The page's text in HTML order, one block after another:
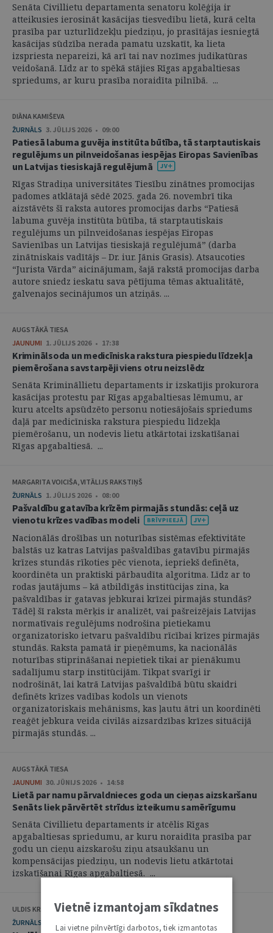
Senāta Civillietu departamenta senatoru kolēģija ir
atteikusies ierosināt kasācijas tiesvedību lietā, kurā celta
prasība par uzturlīdzekļu piedziņu, jo prasītājas iesniegtā
kasācijas sūdzība nerada pamatu uzskatīt, ka lieta
izspriesta nepareizi, kā arī tai nav nozīmes judikatūras
veidošanā. Līdz ar to spēkā stājies Rīgas apgabaltiesas
spriedums, ar kuru prasība noraidīta pilnībā. ...
DIĀNA KAMIŠEVA
ŽURNĀLS 3. JŪLIJS 2026 • 09:00
Patiesā labuma guvēja institūta būtība, tā starptautiskais
regulējums un pilnveidošanas iespējas Eiropas Savienības
un Latvijas tiesiskajā regulējumā
Rīgas Stradiņa universitātes Tiesību zinātnes promocijas
padomes atklātajā sēdē 2025. gada 26. novembrī tika
aizstāvēts šī raksta autores promocijas darbs “Patiesā
labuma guvēja institūta būtība, tā starptautiskais
regulējums un pilnveidošanas iespējas Eiropas
Savienības un Latvijas tiesiskajā regulējumā” (darba
zinātniskais vadītājs – Dr. iur. Jānis Grasis). Atsaucoties
“Jurista Vārda” aicinājumam, šajā rakstā promocijas darba
autore sniedz ieskatu sava pētījuma tēmas aktualitātē,
galvenajos secinājumos un atziņās. ...
AUGSTĀKĀ TIESA
JAUNUMI 1. JŪLIJS 2026 • 17:38
Kriminālsoda un medicīniska rakstura piespiedu līdzekļa
piemērošana savstarpēji viens otru neizslēdz
Senāta Krimināllietu departaments ir izskatījis prokurora
kasācijas protestu par Rīgas apgabaltiesas lēmumu, ar
kuru atcelts apsūdzēto personu notiesājošais spriedums
daļā par medicīniska rakstura piespiedu līdzekļa
piemērošanu, un nodevis lietu atkārtotai izskatīšanai
Rīgas apgabaltiesā. ...
MARGARITA VOICIŠA, VITĀLIJS RAKSTIŅŠ
ŽURNĀLS 1. JŪLIJS 2026 • 08:00
Pašvaldību gatavība krīzēm pirmajās stundās: ceļā uz
vienotu krīzes vadības modeli
Nacionālās drošības un noturības sistēmas efektivitāte
balstās uz katras Latvijas pašvaldības gatavību pirmajās
krīzes stundās rīkoties pēc vienota, iepriekš definēta,
koordinēta un praktiski pārbaudīta algoritma. Līdz ar to
rodas jautājums – kā atbildīgās institūcijas zina, ka
pašvaldības ir gatavas jebkurai krīzei pirmajās stundās?
Tādēļ šī raksta mērķis ir analizēt, vai pašreizējais Latvijas
normatīvais regulējums nodrošina pietiekamu
organizatorisko ietvaru pašvaldību rīcībai krīzes pirmajās
stundās. Raksta pamatā ir pieņēmums, ka nacionālās
noturības stiprināšanai nepietiek tikai ar pienākumu
sadalījumu starp institūcijām. Tikpat svarīgi ir
nodrošināt, lai katrā Latvijas pašvaldībā būtu skaidri
definēts krīzes vadības kodols un vienots
organizatoriskais mehānisms, kas ļautu ātri un koordinēti
reaģēt jebkura veida civilās aizsardzības krīzes situācijā
pirmajās stundās. ...
AUGSTĀKĀ TIESA
JAUNUMI 30. JŪNIJS 2026 • 14:58
Lietā par namu pārvaldnieces goda un cieņas aizskaršanu
Senāts liek pārvērtēt strīdus izteikumu samērīgumu
Senāta Civillietu departaments ir atcēlis Rīgas
apgabaltiesas spriedumu, ar kuru noraidīta prasība par
godu un cieņu aizskarošu ziņu atsaukšanu un
kompensācijas piedziņu, un nodevis lietu atkārtotai
izskatīšanai Rīgas apgabaltiesā. ...
ULDIS KRASTIŅŠ
ŽURNĀLS
Vietnē izmantojam sīkdatnes
Lai vietne pilnvērtīgi darbotos, tiek izmantotas